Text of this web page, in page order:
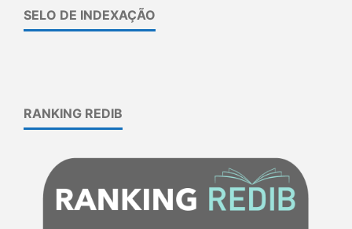
SELO DE INDEXAÇÃO
RANKING REDIB